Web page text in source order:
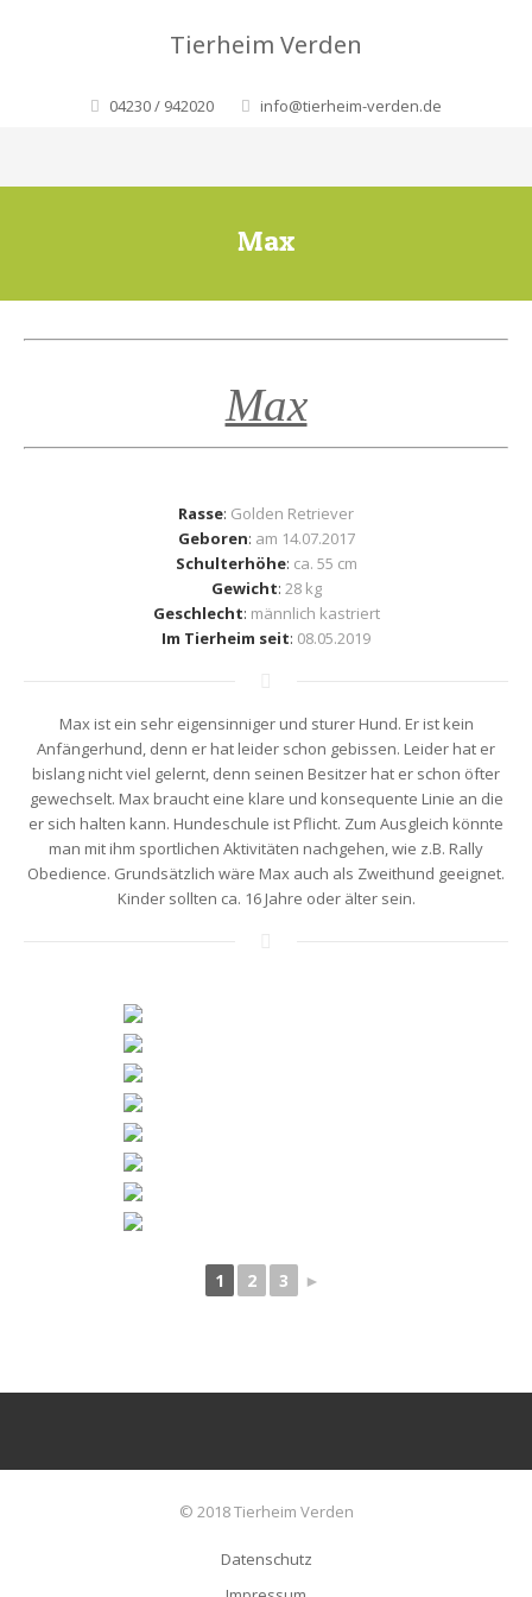
Tierheim Verden
04230 / 942020 info@tierheim-verden.de
Max
Max
Rasse: Golden Retriever
Geboren: am 14.07.2017
Schulterhöhe: ca. 55 cm
Gewicht: 28 kg
Geschlecht: männlich kastriert
Im Tierheim seit: 08.05.2019
Max ist ein sehr eigensinniger und sturer Hund. Er ist kein
Anfängerhund, denn er hat leider schon gebissen. Leider hat er
bislang nicht viel gelernt, denn seinen Besitzer hat er schon öfter
gewechselt. Max braucht eine klare und konsequente Linie an die
er sich halten kann. Hundeschule ist Pflicht. Zum Ausgleich könnte
man mit ihm sportlichen Aktivitäten nachgehen, wie z.B. Rally
Obedience. Grundsätzlich wäre Max auch als Zweithund geeignet.
Kinder sollten ca. 16 Jahre oder älter sein.
1 2 3 ►
© 2018 Tierheim Verden
Datenschutz